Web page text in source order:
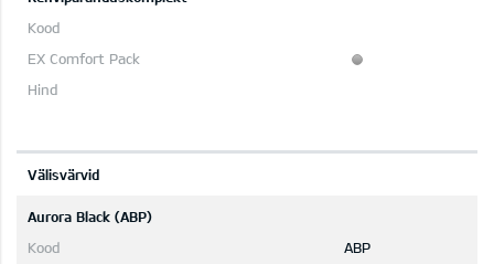
Välisvärvid
Aurora Black (ABP)
ABP